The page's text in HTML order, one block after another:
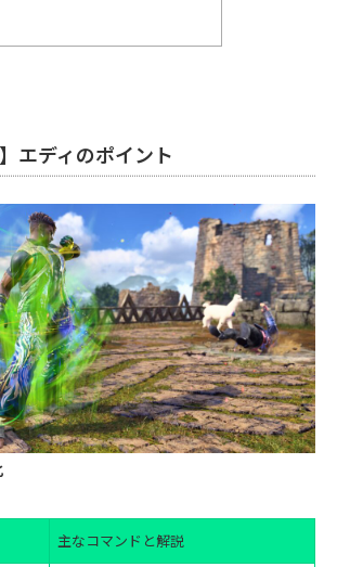
エディのポイント
主なコマンドと解説